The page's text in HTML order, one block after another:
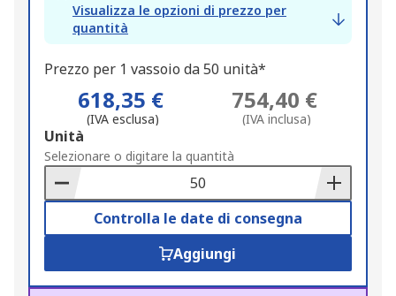
Visualizza le opzioni di prezzo per
quantità
Prezzo per 1 vassoio da 50 unità*
618,35 €
(IVA esclusa)
754,40 €
(IVA inclusa)
Add
to
Basket
Unità
Selezionare o digitare la quantità
Controlla le date di consegna
Aggiungi